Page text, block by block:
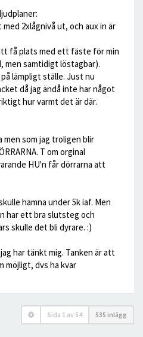
2xlågnivå ut, och aux in är
få plats med ett fäste för min
men samtidigt löstagbar).
lämpligt ställe. Just nu
då jag ändå inte har något
hur varmt det är där.
men som jag troligen blir
T om orginal
HU'n får dörrarna att
hamna under 5k iaf. Men
har ett bra slutsteg och
skulle det bli dyrare. :)
har tänkt mig. Tanken är att
möjligt, dvs ha kvar
Sida 1 av54 535 inlägg